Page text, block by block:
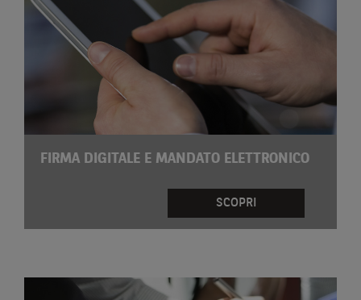
FIRMA DIGITALE E MANDATO ELETTRONICO
SCOPRI